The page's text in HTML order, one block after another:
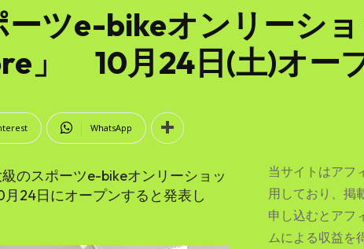
ツe-bikeオンリーシ
」 10月24日(土)オー
WhatsApp
のスポーツe-bikeオンリーショッ
24日にオープンすると発表し
当サイトはアフ
用しており、掲
申し込むとアフ
ムによる収益を